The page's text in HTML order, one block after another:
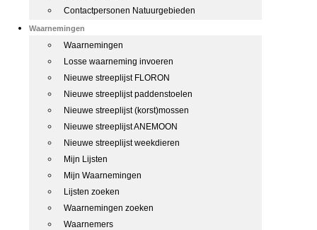
Contactpersonen Natuurgebieden
Waarnemingen
Waarnemingen
Losse waarneming invoeren
Nieuwe streeplijst FLORON
Nieuwe streeplijst paddenstoelen
Nieuwe streeplijst (korst)mossen
Nieuwe streeplijst ANEMOON
Nieuwe streeplijst weekdieren
Mijn Lijsten
Mijn Waarnemingen
Lijsten zoeken
Waarnemingen zoeken
Waarnemers